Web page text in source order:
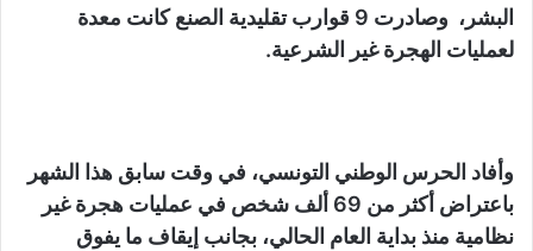
البشر، وصادرت 9 قوارب تقليدية الصنع كانت معدة
لعمليات الهجرة غير الشرعية.
وأفاد الحرس الوطني التونسي، في وقت سابق هذا الشهر
باعتراض أكثر من 69 ألف شخص في عمليات هجرة غير
نظامية منذ بداية العام الحالي، بجانب إيقاف ما يفوق